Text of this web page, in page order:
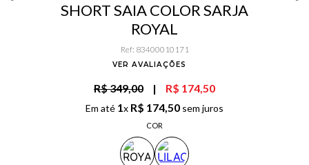
SHORT SAIA COLOR SARJA
ROYAL
Ref: 83400010171
VER AVALIAÇÕES
R$ 349,00 | R$ 174,50
Em até 1x R$ 174,50 sem juros
COR